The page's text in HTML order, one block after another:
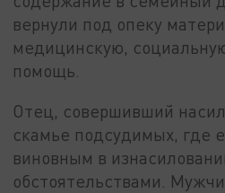
вернули под опеку
медицинскую,
помощь.
Отец, совершивший
скамье подсудимых, где
виновным в
обстоятельствами.